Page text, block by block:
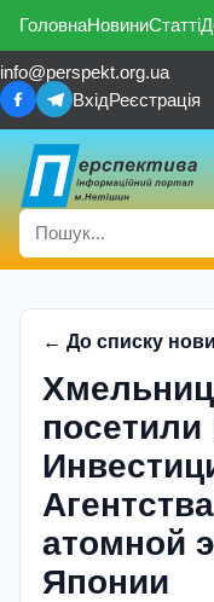
ГоловнаНовиниСтатті
info@perspekt.org.ua
ВхідРеєстрація
← До списку
посетили
атомной
Японии